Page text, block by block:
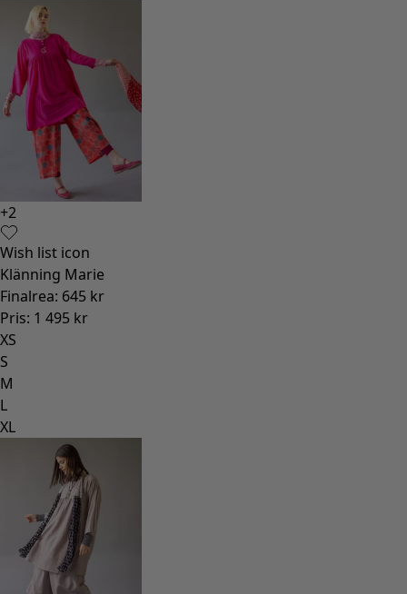
+2
Wish list icon
Klänning Marie
Finalrea: 645 kr
Pris: 1 495 kr
XS
S
M
L
XL